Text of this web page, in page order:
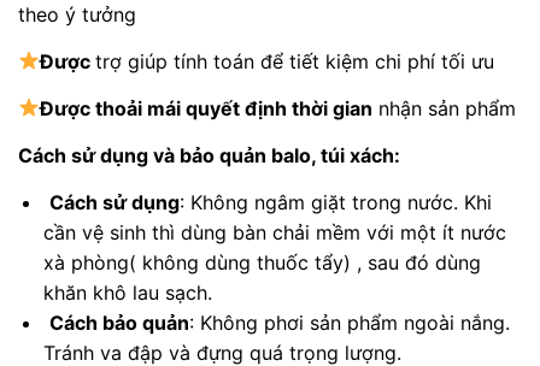
theo ý tưởng
Đượctrợ giúp tính toán để tiết kiệm chi phí tối ưu
Đượcthoải mái quyết định thời gian nhận sản phẩm
Cách sử dụng và bảo quản balo, túi xách:
Cách sử dụng: Không ngâm giặt trong nước. Khi
cần vệ sinh thì dùng bàn chải mềm với một ít nước
xà phòng( không dùng thuốc tẩy) , sau đó dùng
khăn khô lau sạch.
Cách bảo quản: Không phơi sản phẩm ngoài nắng.
Tránh va đập và đựng quá trọng lượng.